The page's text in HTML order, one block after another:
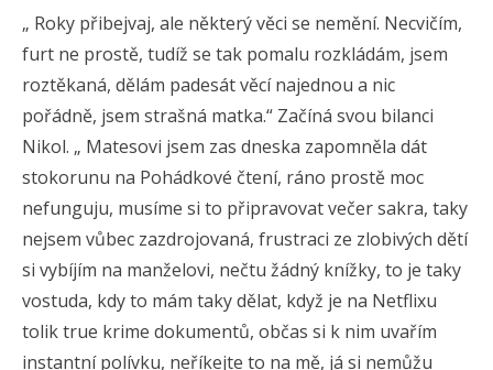
„ Roky přibejvaj, ale některý věci se nemění. Necvičím,
furt ne prostě, tudíž se tak pomalu rozkládám, jsem
roztěkaná, dělám padesát věcí najednou a nic
pořádně, jsem strašná matka.“ Začíná svou bilanci
Nikol. „ Matesovi jsem zas dneska zapomněla dát
stokorunu na Pohádkové čtení, ráno prostě moc
nefunguju, musíme si to připravovat večer sakra, taky
nejsem vůbec zazdrojovaná, frustraci ze zlobivých dětí
si vybíjím na manželovi, nečtu žádný knížky, to je taky
vostuda, kdy to mám taky dělat, když je na Netflixu
tolik true krime dokumentů, občas si k nim uvařím
instantní polívku, neříkejte to na mě, já si nemůžu